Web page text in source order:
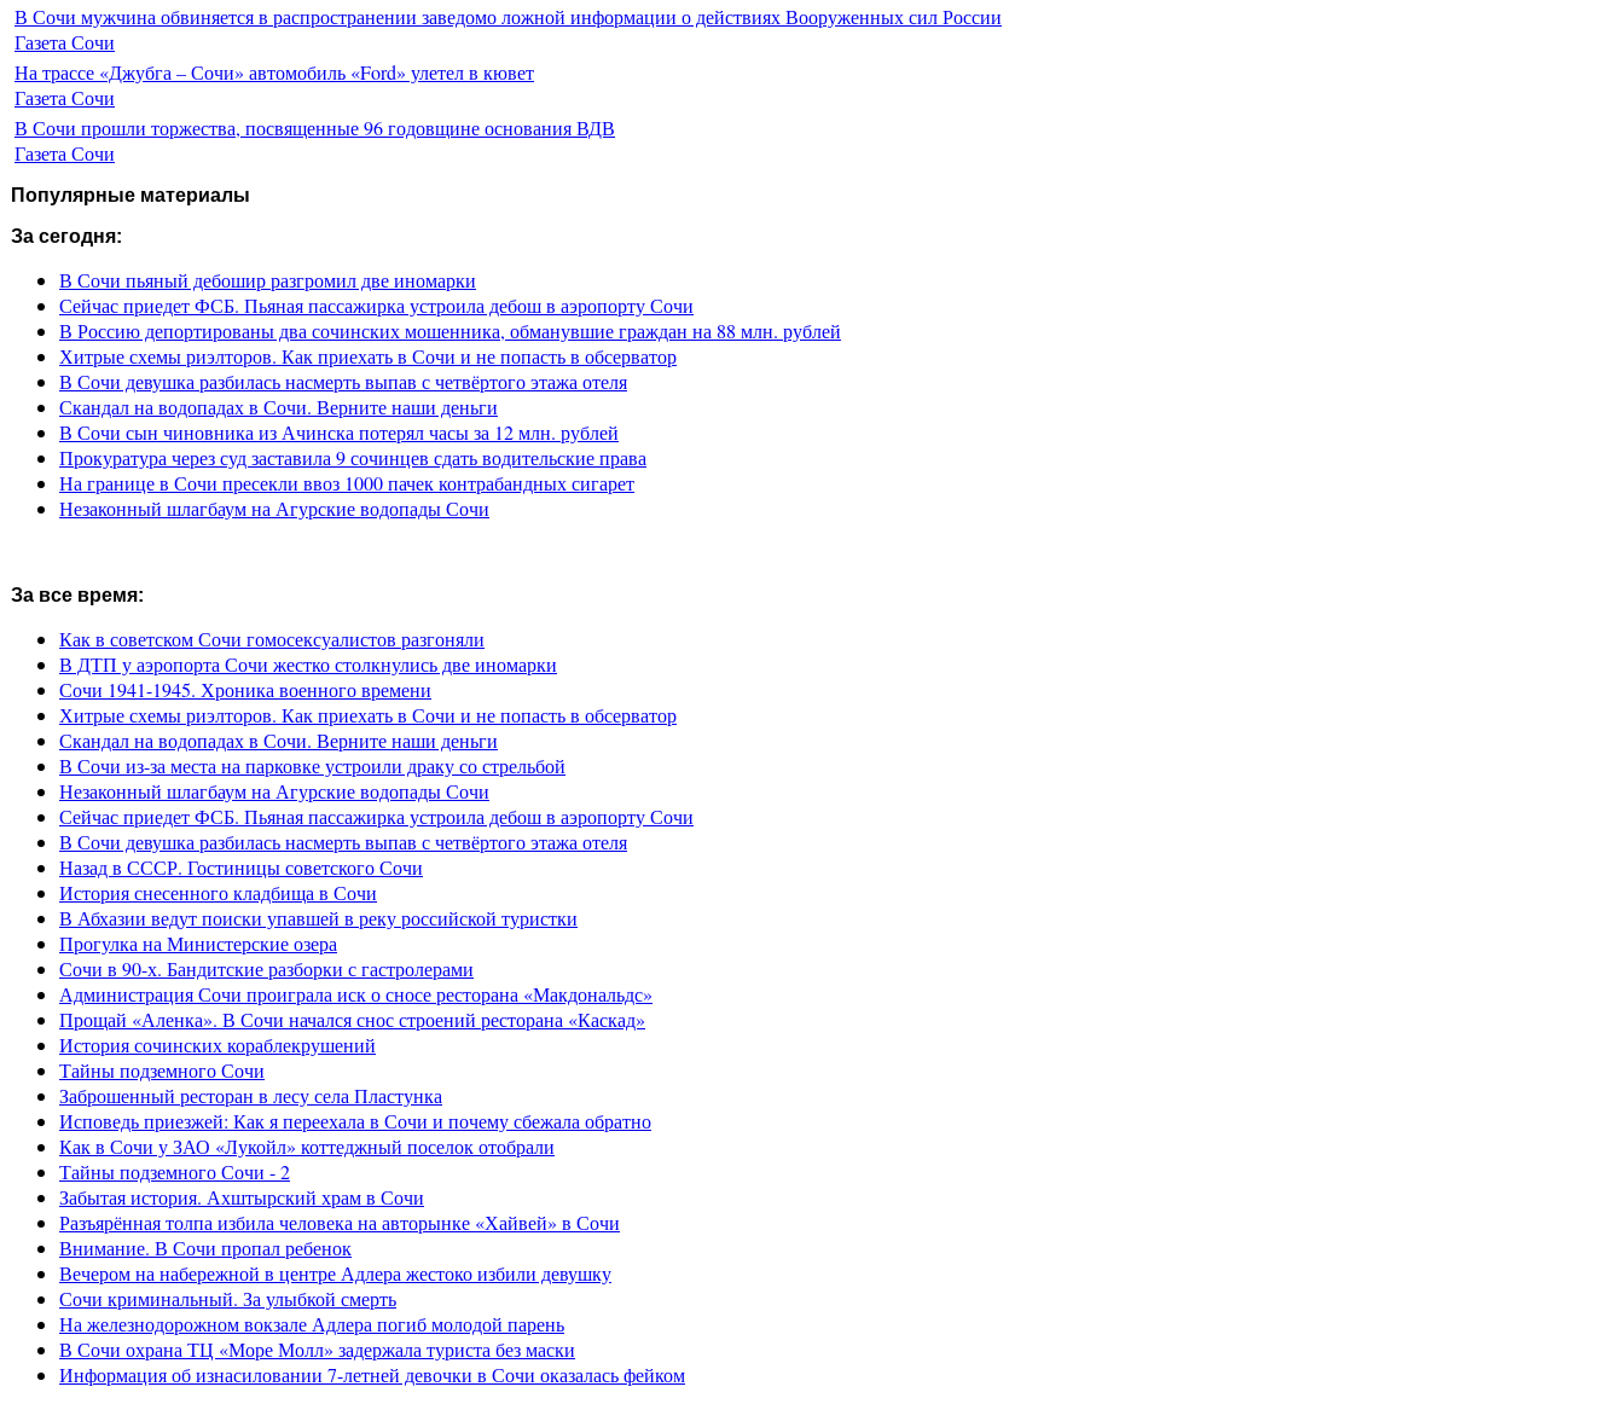
В Сочи мужчина обвиняется в распространении заведомо ложной информации о действиях Вооруженных сил России
Газета Сочи
На трассе «Джубга – Сочи» автомобиль «Ford» улетел в кювет
Газета Сочи
В Сочи прошли торжества, посвященные 96 годовщине основания ВДВ
Газета Сочи
Популярные материалы
За сегодня:
В Сочи пьяный дебошир разгромил две иномарки
Сейчас приедет ФСБ. Пьяная пассажирка устроила дебош в аэропорту Сочи
В Россию депортированы два сочинских мошенника, обманувшие граждан на 88 млн. рублей
Хитрые схемы риэлторов. Как приехать в Сочи и не попасть в обсерватор
В Сочи девушка разбилась насмерть выпав с четвёртого этажа отеля
Скандал на водопадах в Сочи. Верните наши деньги
В Сочи сын чиновника из Ачинска потерял часы за 12 млн. рублей
Прокуратура через суд заставила 9 сочинцев сдать водительские права
На границе в Сочи пресекли ввоз 1000 пачек контрабандных сигарет
Незаконный шлагбаум на Агурские водопады Сочи
За все время:
Как в советском Сочи гомосексуалистов разгоняли
В ДТП у аэропорта Сочи жестко столкнулись две иномарки
Сочи 1941-1945. Хроника военного времени
Хитрые схемы риэлторов. Как приехать в Сочи и не попасть в обсерватор
Скандал на водопадах в Сочи. Верните наши деньги
В Сочи из-за места на парковке устроили драку со стрельбой
Незаконный шлагбаум на Агурские водопады Сочи
Сейчас приедет ФСБ. Пьяная пассажирка устроила дебош в аэропорту Сочи
В Сочи девушка разбилась насмерть выпав с четвёртого этажа отеля
Назад в СССР. Гостиницы советского Сочи
История снесенного кладбища в Сочи
В Абхазии ведут поиски упавшей в реку российской туристки
Прогулка на Министерские озера
Сочи в 90-х. Бандитские разборки с гастролерами
Администрация Сочи проиграла иск о сносе ресторана «Макдональдс»
Прощай «Аленка». В Сочи начался снос строений ресторана «Каскад»
История сочинских кораблекрушений
Тайны подземного Сочи
Заброшенный ресторан в лесу села Пластунка
Исповедь приезжей: Как я переехала в Сочи и почему сбежала обратно
Как в Сочи у ЗАО «Лукойл» коттеджный поселок отобрали
Тайны подземного Сочи - 2
Забытая история. Ахштырский храм в Сочи
Разъярённая толпа избила человека на авторынке «Хайвей» в Сочи
Внимание. В Сочи пропал ребенок
Вечером на набережной в центре Адлера жестоко избили девушку
Сочи криминальный. За улыбкой смерть
На железнодорожном вокзале Адлера погиб молодой парень
В Сочи охрана ТЦ «Море Молл» задержала туриста без маски
Информация об изнасиловании 7-летней девочки в Сочи оказалась фейком